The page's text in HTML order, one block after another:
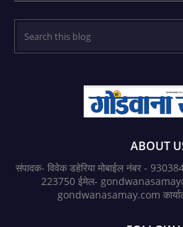
ABOUT
संपादक- विवेक डहेरिया मोबाईल नंबर -
223750 ईमेल-
gondwanasamay.com